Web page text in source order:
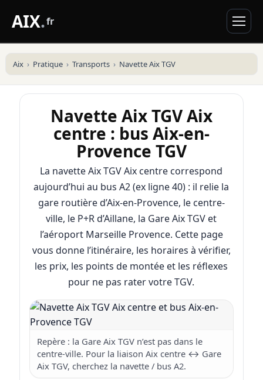
AIX.fr
Aix Pratique Transports Navette Aix TGV
Navette Aix TGV Aix
centre : bus Aix-en-
Provence TGV
La navette Aix TGV Aix centre correspond
aujourd’hui au bus A2 (ex ligne 40) : il relie la
gare routière d’Aix-en-Provence, le centre-
ville, le P+R d’Aillane, la Gare Aix TGV et
l’aéroport Marseille Provence. Cette page
vous donne l’itinéraire, les horaires à vérifier,
les prix, les points de montée et les réflexes
pour ne pas rater votre TGV.
Repère : la Gare Aix TGV n’est pas dans le
centre-ville. Pour la liaison Aix centre ↔ Gare
Aix TGV, cherchez la navette / bus A2.